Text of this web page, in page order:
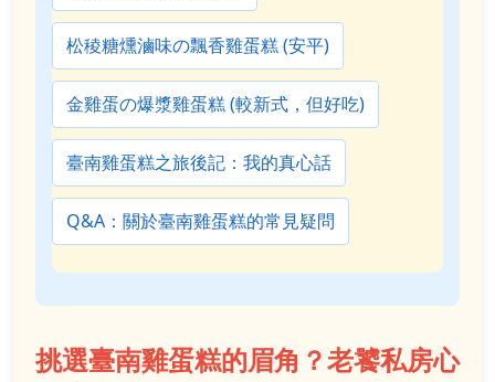
松稜糖燻滷味の飄香雞蛋糕 (安平)
金雞蛋の爆漿雞蛋糕 (較新式，但好吃)
臺南雞蛋糕之旅後記：我的真心話
Q&A：關於臺南雞蛋糕的常見疑問
挑選臺南雞蛋糕的眉角？老饕私房心